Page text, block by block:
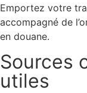
Emportez votre
accompagné de
en douane.
Sources
utiles